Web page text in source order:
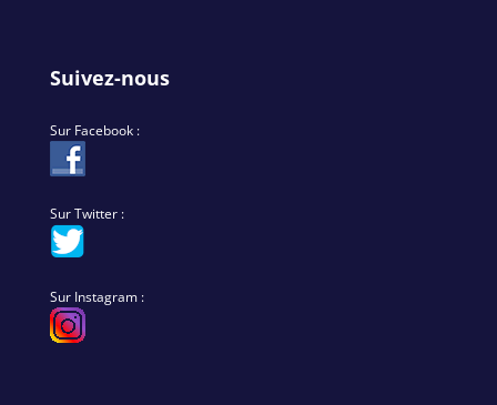
Suivez-nous
Sur Facebook :
Sur Twitter :
Sur Instagram :